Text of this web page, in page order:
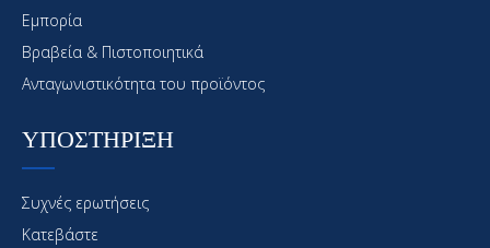
Εμπορία
Βραβεία & Πιστοποιητικά
Ανταγωνιστικότητα του προϊόντος
ΥΠΟΣΤΗΡΙΞΗ
Συχνές ερωτήσεις
Κατεβάστε